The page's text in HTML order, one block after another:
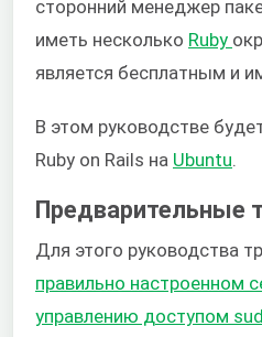
сторонний менеджер
иметь несколько Ruby
является бесплатным и
В этом руководстве
Ruby on Rails на Ubuntu
Предварительные
Для этого руководства
правильно настроенном
управлению доступом